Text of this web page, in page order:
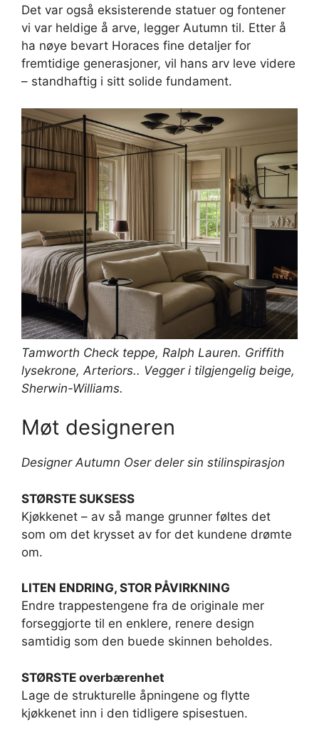
Det var også eksisterende statuer og fontener
vi var heldige å arve, legger Autumn til. Etter å
ha nøye bevart Horaces fine detaljer for
fremtidige generasjoner, vil hans arv leve videre
– standhaftig i sitt solide fundament.
Tamworth Check teppe, Ralph Lauren. Griffith
lysekrone, Arteriors.. Vegger i tilgjengelig beige,
Sherwin-Williams.
Møt designeren
Designer Autumn Oser deler sin stilinspirasjon
STØRSTE SUKSESS
Kjøkkenet – av så mange grunner føltes det
som om det krysset av for det kundene drømte
om.
LITEN ENDRING, STOR PÅVIRKNING
Endre trappestengene fra de originale mer
forseggjorte til en enklere, renere design
samtidig som den buede skinnen beholdes.
STØRSTE overbærenhet
Lage de strukturelle åpningene og flytte
kjøkkenet inn i den tidligere spisestuen.